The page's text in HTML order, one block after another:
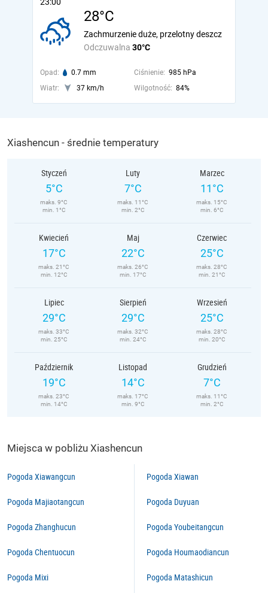
28°C
Odczuwalna 30°C
Zachmurzenie duże, przelotny deszcz
Opad: 0.7 mm Ciśnienie: 985 hPa
Wiatr:
37 km/h Wilgotność: 84%
Xiashencun - średnie temperatury
Styczeń
5°C
maks. 9°C
min. 1°C
Luty
7°C
maks. 11°C
min. 2°C
Marzec
11°C
maks. 15°C
min. 6°C
Kwiecień
17°C
maks. 21°C
min. 12°C
Maj
22°C
maks. 26°C
min. 17°C
Czerwiec
25°C
maks. 28°C
min. 21°C
Lipiec
29°C
maks. 33°C
min. 25°C
Sierpień
29°C
maks. 32°C
min. 24°C
Wrzesień
25°C
maks. 28°C
min. 20°C
Październik
19°C
maks. 23°C
min. 14°C
Listopad
14°C
maks. 17°C
min. 9°C
Grudzień
7°C
maks. 11°C
min. 2°C
Miejsca w pobliżu Xiashencun
Pogoda Xiawangcun
Pogoda Majiaotangcun
Pogoda Zhanghucun
Pogoda Chentuocun
Pogoda Mixi
Pogoda Xiawan
Pogoda Duyuan
Pogoda Youbeitangcun
Pogoda Houmaodiancun
Pogoda Matashicun